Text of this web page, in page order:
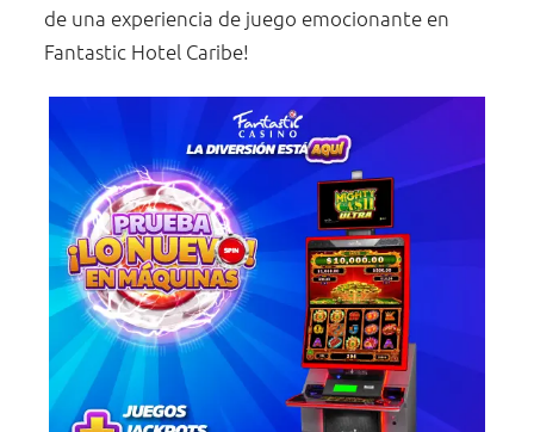
de una experiencia de juego emocionante en
Fantastic Hotel Caribe!